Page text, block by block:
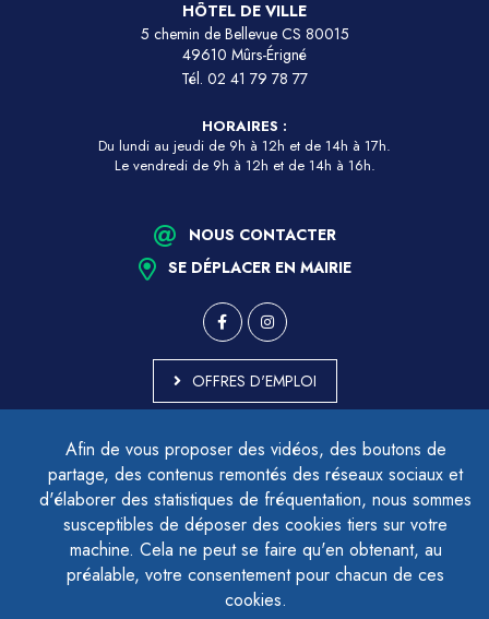
Afin de vous proposer des vidéos, des boutons de
partage, des contenus remontés des réseaux sociaux et
d'élaborer des statistiques de fréquentation, nous sommes
susceptibles de déposer des cookies tiers sur votre
machine. Cela ne peut se faire qu'en obtenant, au
préalable, votre consentement pour chacun de ces
cookies.
HÔTEL DE VILLE
5 chemin de Bellevue CS 80015
49610 Mûrs-Érigné
Tél. 02 41 79 78 77
HORAIRES :
Du lundi au jeudi de 9h à 12h et de 14h à 17h.
Le vendredi de 9h à 12h et de 14h à 16h.
NOUS CONTACTER
SE DÉPLACER EN MAIRIE
OFFRES D'EMPLOI
ACCESSIBILITÉ - PARTIELLEMENT CONFORME
PLAN DU SITE
MENTIONS LÉGALES
CONTACTER LE DÉLÉGUÉ À LA PROTECTION DES DONNÉES
GESTION DES COOKIES